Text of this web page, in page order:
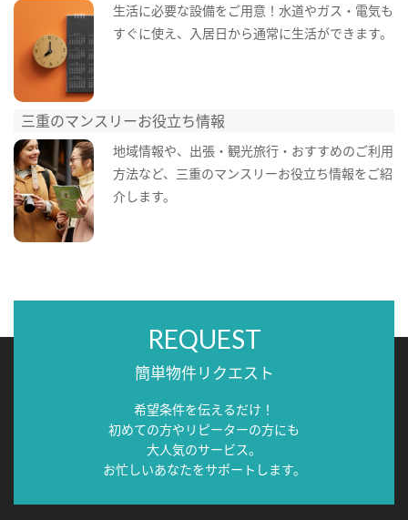
生活に必要な設備をご用意！水道やガス・電気も
すぐに使え、入居日から通常に生活ができます。
三重のマンスリーお役立ち情報
地域情報や、出張・観光旅行・おすすめのご利用
方法など、三重のマンスリーお役立ち情報をご紹
介します。
REQUEST
簡単物件リクエスト
希望条件を伝えるだけ！
初めての方やリピーターの方にも
大人気のサービス。
お忙しいあなたをサポートします。